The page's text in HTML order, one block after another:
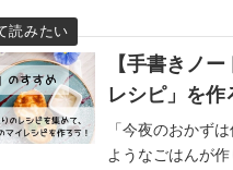
【手書きノ
レシピ」を
「今夜のおかず
ようなごはんが